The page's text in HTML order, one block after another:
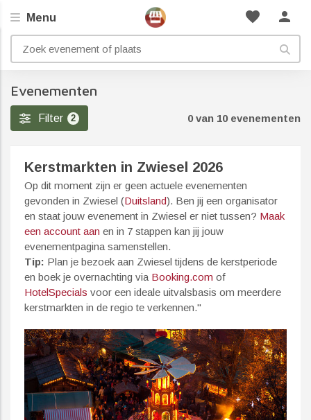
favorite person
Menu
Evenementen
Filter 2 0 van 10 evenementen
Kerstmarkten in Zwiesel 2026
Op dit moment zijn er geen actuele evenementen
gevonden in Zwiesel (Duitsland). Ben jij een organisator
en staat jouw evenement in Zwiesel er niet tussen? Maak
een account aan en in 7 stappen kan jij jouw
evenementpagina samenstellen.
Tip: Plan je bezoek aan Zwiesel tijdens de kerstperiode
en boek je overnachting via Booking.com of
HotelSpecials voor een ideale uitvalsbasis om meerdere
kerstmarkten in de regio te verkennen."